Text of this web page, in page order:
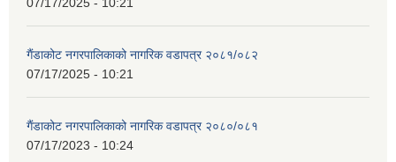
07/17/2025 - 10:21
गैंडाकोट नगरपालिकाको नागरिक वडापत्र २०८१/०८२
07/17/2025 - 10:21
गैंडाकोट नगरपालिकाको नागरिक वडापत्र २०८०/०८१
07/17/2023 - 10:24